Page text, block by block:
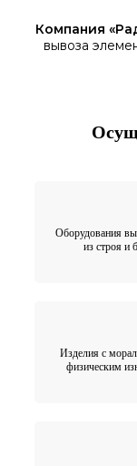
Компания «
вывоза
Оборудования
из строя и
Изделия с
физическим